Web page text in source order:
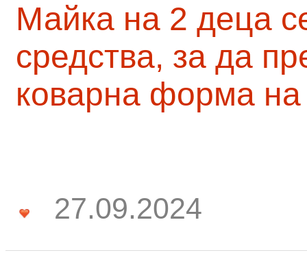
Майка на 2 деца
средства, за да
коварна форма на
27.09.2024